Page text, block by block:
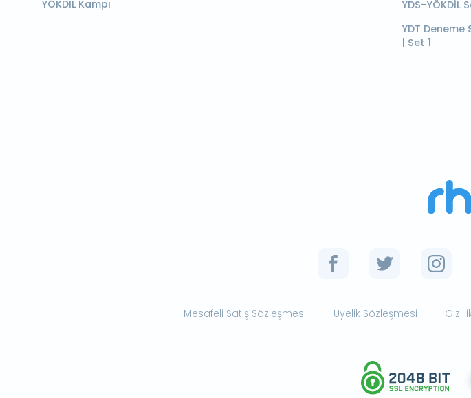
YÖKDİL Kampı
YDS-YÖKDİL
YDT Deneme
| Set 1
Mesafeli Satış Sözleşmesi Üyelik Sözleşmesi